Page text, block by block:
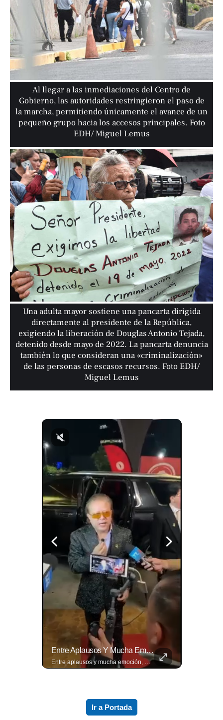
Al llegar a las inmediaciones del Centro de
Gobierno, las autoridades restringieron el paso de
la marcha, permitiendo únicamente el avance de un
pequeño grupo hacia los accesos principales. Foto
EDH/ Miguel Lemus
Una adulta mayor sostiene una pancarta dirigida
directamente al presidente de la República,
exigiendo la liberación de Douglas Antonio Tejada,
detenido desde mayo de 2022. La pancarta denuncia
también lo que consideran una «criminalización»
de las personas de escasos recursos. Foto EDH/
Miguel Lemus
Entre Aplausos Y Mucha Emoción, Marito Rivera Llegó A La Celebración De Sus “55 Años De Gala”, Una Noche Especial Para Recordar Su Trayectoria Y...
Entre aplausos y mucha emoción, Marito Rivera llegó a la celebración de sus “55 años de Gala”, una noche especial para recordar su trayectoria y los éxitos que han marcado generaciones. Así fue el recibimiento del ícono de la música tropical salvadoreña. Lee más ➡️ eldiariodehoy.com
Ir a Portada